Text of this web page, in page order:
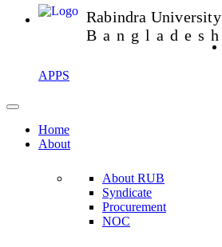
Rabindra University
Bangladesh
APPS
Home
About
About RUB
Syndicate
Procurement
NOC